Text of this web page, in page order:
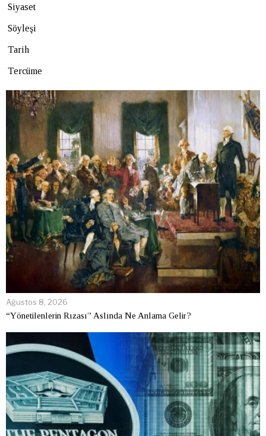
Siyaset
Söyleşi
Tarih
Tercüme
Ağustos 8, 2026
“Yönetilenlerin Rızası” Aslında Ne Anlama Gelir?